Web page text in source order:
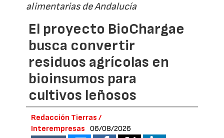
alimentarias de Andalucía
El proyecto BioChargae
busca convertir
residuos agrícolas en
bioinsumos para
cultivos leñosos
Redacción Tierras /
Interempresas
06/08/2026